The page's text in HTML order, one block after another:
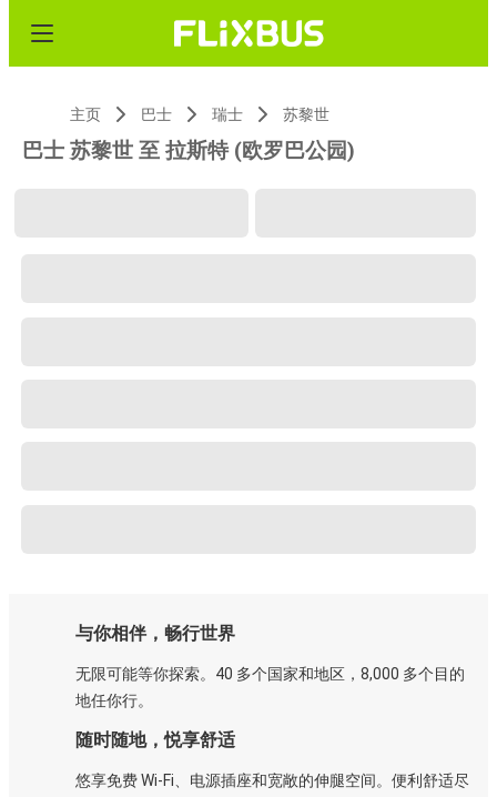
主页 巴士 瑞士 苏黎世
巴士 苏黎世 至 拉斯特 (欧罗巴公园)
与你相伴，畅行世界
无限可能等你探索。40 多个国家和地区，8,000 多个目的
地任你行。
随时随地，悦享舒适
悠享免费 Wi-Fi、电源插座和宽敞的伸腿空间。便利舒适尽